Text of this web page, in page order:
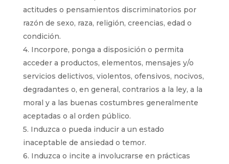
actitudes o pensamientos discriminatorios por
razón de sexo, raza, religión, creencias, edad o
condición.
4. Incorpore, ponga a disposición o permita
acceder a productos, elementos, mensajes y/o
servicios delictivos, violentos, ofensivos, nocivos,
degradantes o, en general, contrarios a la ley, a la
moral y a las buenas costumbres generalmente
aceptadas o al orden público.
5. Induzca o pueda inducir a un estado
inaceptable de ansiedad o temor.
6. Induzca o incite a involucrarse en prácticas